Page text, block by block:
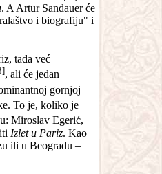
. A Artur Sandauer će
i biografiju" i
tada već
, ali će jedan
gornjoj
To je, koliko je
Miroslav Egerić,
Izlet u Pariz. Kao
ili u Beogradu –